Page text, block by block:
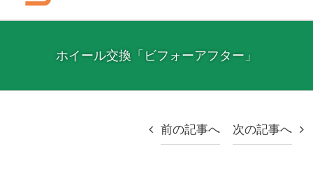
ホイール交換「ビフォーアフター」
前の記事へ 次の記事へ